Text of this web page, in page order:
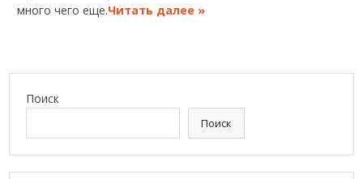
много чего еще.Читать далее »
Поиск
Поиск